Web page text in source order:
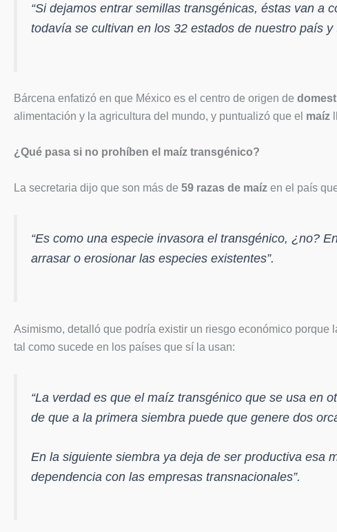
“Si dejamos entrar semillas transgénicas, éstas van a
todavía se cultivan en los 32 estados de nuestro país y
Bárcena enfatizó en que México es el centro de origen de
alimentación y la agricultura del mundo, y puntualizó que el maíz
¿Qué pasa si no prohíben el maíz transgénico?
La secretaria dijo que son más de 59 razas de maíz en el país
“Es como una especie invasora el transgénico, ¿no?
arrasar o erosionar las especies existentes”.
Asimismo, detalló que podría existir un riesgo económico porque
tal como sucede en los países que sí la usan:
“La verdad es que el maíz transgénico que se usa en
de que a la primera siembra puede que genere dos
En la siguiente siembra ya deja de ser productiva esa
dependencia con las empresas transnacionales”.